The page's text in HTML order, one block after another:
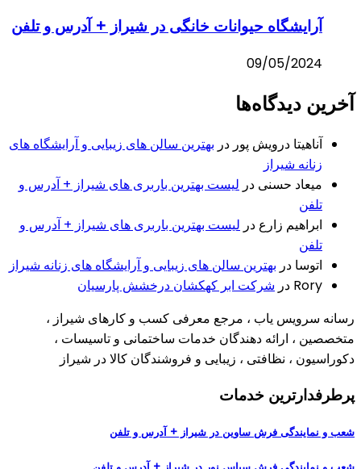
آرایشگاه حیوانات خانگی در شیراز + آدرس و تلفن
09/05/2024
آخرین دیدگاه‌ها
آناهیتا درویش پور در بهترین سالن های زیبایی و آرایشگاه های
زنانه شیراز
میعاد حسنی در لیست بهترین باربری های شیراز + آدرس و
تلفن
ابراهیم زارع در لیست بهترین باربری های شیراز + آدرس و
تلفن
اتوسا در بهترین سالن های زیبایی و آرایشگاه های زنانه شیراز
Rory در شرکت ابر کهکشان درخشش پارسیان
رسانه سرویس یاب ، مرجع معرفی کسب و کارهای شیراز ،
متخصصین ، ارائه دهندگان خدمات ساختمانی و تاسیسات ،
دکوراسیون ، نظافتی ، زیبایی و فروشندگان کالا در شیراز
پرطرفدارترین خدمات
شعب و نمایندگی فرش ساوین در شیراز + آدرس و تلفن